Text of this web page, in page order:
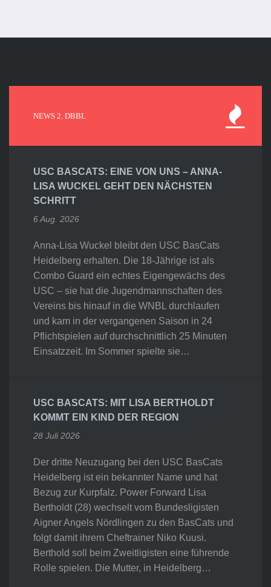
NEWS 2. DBBL
USC BASCATS: EINE VON UNS – ANNA-
LISA WUCKEL GEHT DEN NÄCHSTEN
SCHRITT
6 Aug. 2026
Anna-Lisa Wuckel bleibt den USC BasCats
Heidelberg erhalten. Die 18-Jährige ist als
Combo Guard ein echtes Eigengewächs des
USC – sie hat die Jugendmannschaften des
Vereins bis hinauf in die WNBL durchlaufen
und kam in der vergangenen Saison in 24
Pflichtspielen auf durchschnittlich 25 Minuten
Einsatzzeit. Im Sommer spielte sie…
USC BASCATS: MIT LISA BERTHOLDT
KOMMT EIN KIND DER REGION
28 Juli 2026
Der dritte Neuzugang bei den USC BasCats
Heidelberg ist ein bekannter Name und hat
Bezug zur Kurpfalz. Power Forward Lisa
Bertholdt (28) wechselt vom Bundesligisten
Aigner Angels Nördlingen zu den BasCats und
folgt damit ihrem Cheftrainer Niko Kuusi.
Berthold soll beim Zweitligisten eine führende
Rolle spielen. Die Mutter, in Heidelberg…